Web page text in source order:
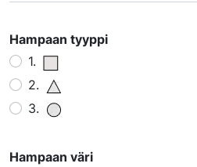
Hampaan tyyppi
1.
2.
3.
Hampaan väri